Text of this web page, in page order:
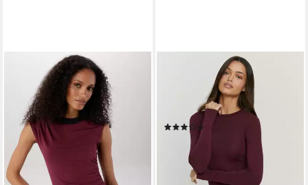
ANISTON SELECTED
Shirtbody
34,99 €
lieferbar - in 1-2 Werktagen bei dir
Langarmbody SBOCOCOSYM
Baumwollmischung,
figurbetont
17,99 €
lieferbar - in 1-2 Werktagen bei dir